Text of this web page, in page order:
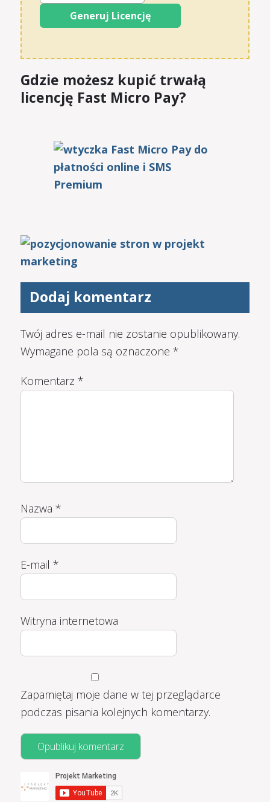
Gdzie możesz kupić trwałą
licencję Fast Micro Pay?
Dodaj komentarz
Twój adres e-mail nie zostanie opublikowany.
Wymagane pola są oznaczone *
Komentarz *
Nazwa *
E-mail *
Witryna internetowa
Zapamiętaj moje dane w tej przeglądarce
podczas pisania kolejnych komentarzy.